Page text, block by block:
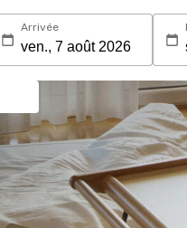
Arrivée